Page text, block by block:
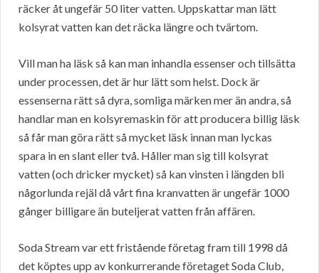
räcker åt ungefär 50 liter vatten. Uppskattar man lätt
kolsyrat vatten kan det räcka längre och tvärtom.
Vill man ha läsk så kan man inhandla essenser och tillsätta
under processen, det är hur lätt som helst. Dock är
essenserna rätt så dyra, somliga märken mer än andra, så
handlar man en kolsyremaskin för att producera billig läsk
så får man göra rätt så mycket läsk innan man lyckas
spara in en slant eller två. Håller man sig till kolsyrat
vatten (och dricker mycket) så kan vinsten i längden bli
någorlunda rejäl då vårt fina kranvatten är ungefär 1000
gånger billigare än buteljerat vatten från affären.
Soda Stream var ett fristående företag fram till 1998 då
det köptes upp av konkurrerande företaget Soda Club,